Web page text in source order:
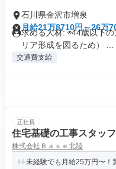
石川県金沢市増泉
月給21万8710円～26万
求める人材: ◉44歳以下
リア形成を図るため） ...
交通費支給
正社員
住宅基礎の工事スタッフ
株式会社Ｂａｓｅ北陸
未経験でも月給25万円〜